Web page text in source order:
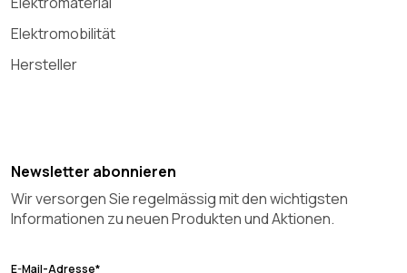
Elektromobilität
Hersteller
Newsletter abonnieren
Wir versorgen Sie regelmässig mit den wichtigsten
Informationen zu neuen Produkten und Aktionen.
E-Mail-Adresse*